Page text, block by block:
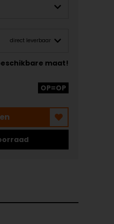
direct leverbaar
maat!
OP=OP